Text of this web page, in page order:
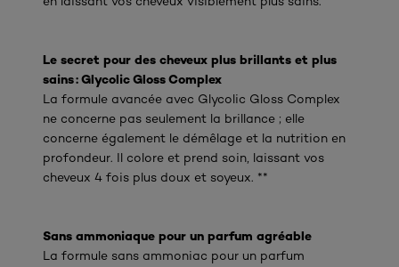
Le secret pour des cheveux plus brillants et plus
sains : Glycolic Gloss Complex
La formule avancée avec Glycolic Gloss Complex
ne concerne pas seulement la brillance ; elle
concerne également le démêlage et la nutrition en
profondeur. Il colore et prend soin, laissant vos
cheveux 4 fois plus doux et soyeux. **
Sans ammoniaque pour un parfum agréable
La formule sans ammoniac pour un parfum